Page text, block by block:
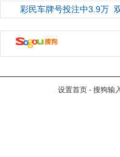
彩民车牌号投注中3.9万
设置首页 - 搜狗输